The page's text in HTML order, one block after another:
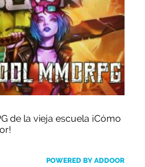
de la vieja escuela ¡Cómo
POWERED BY ADDOOR